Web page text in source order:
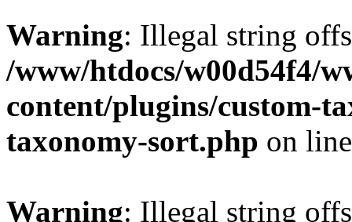
Warning: Illegal string
/www/htdocs/w00d54f4/
content/plugins/custom-
taxonomy-sort.php on
Warning: Illegal string